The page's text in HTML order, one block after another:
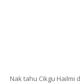
Nak tahu Cikgu Hailmi